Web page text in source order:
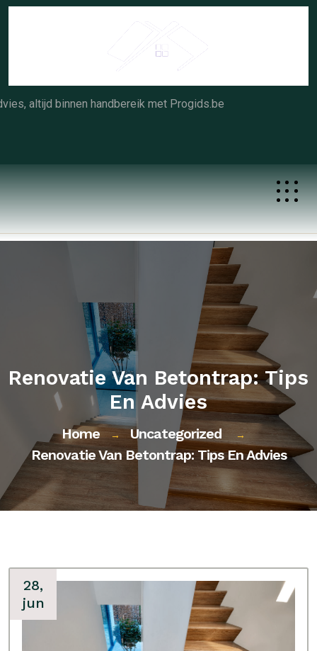
Skip
altijd binnen handbereik met Progids.be
Renovatie Van Betontrap: Tips
En Advies
Home → Uncategorized →
Renovatie Van Betontrap: Tips En Advies
28,
jun